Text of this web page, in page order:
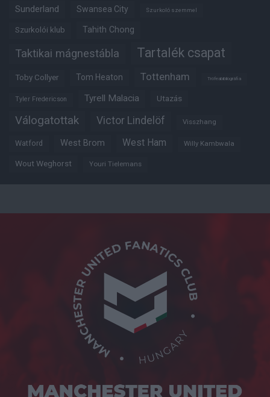
Sunderland Swansea City Szurkoló szemmel
Szurkolói klub Tahith Chong
Taktikai mágnestábla Tartalék csapat
Toby Collyer Tom Heaton Tottenham Trófeabibliográfia
Tyler Fredericson Tyrell Malacia Utazás
Válogatottak Victor Lindelöf Visszhang
Watford West Brom West Ham Willy Kambwala
Wout Weghorst Youri Tielemans